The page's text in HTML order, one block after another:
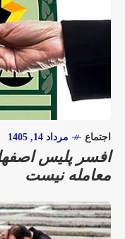
اجتماع مرداد 14, 1405
افسر پلیس
معامله نیست